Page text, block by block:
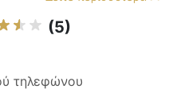
(5)
τηλεφώνου